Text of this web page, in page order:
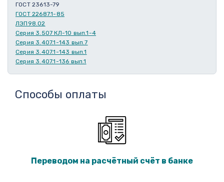
ГОСТ 23613-79
ГОСТ 22687.1-85
ЛЭП98.02
Серия 3.507 КЛ-10 вып.1-4
Серия 3.407.1-143 вып.7
Серия 3.407.1-143 вып.1
Серия 3.407.1-136 вып.1
Способы оплаты
Переводом на расчётный счёт в банке